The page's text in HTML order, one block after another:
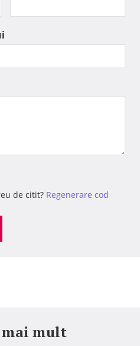
de citit? Regenerare cod
mai mult